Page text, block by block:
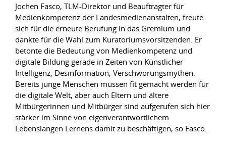
Jochen Fasco, TLM-Direktor und Beauftragter für
Medienkompetenz der Landesmedienanstalten, freute
sich für die erneute Berufung in das Gremium und
dankte für die Wahl zum Kuratoriumsvorsitzenden. Er
betonte die Bedeutung von Medienkompetenz und
digitale Bildung gerade in Zeiten von Künstlicher
Intelligenz, Desinformation, Verschwörungsmythen.
Bereits junge Menschen müssen fit gemacht werden für
die digitale Welt, aber auch Eltern und ältere
Mitbürgerinnen und Mitbürger sind aufgerufen sich hier
stärker im Sinne von eigenverantwortlichem
Lebenslangen Lernens damit zu beschäftigen, so Fasco.